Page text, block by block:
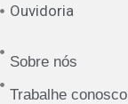
Ouvidoria
Sobre nós
Trabalhe conosco